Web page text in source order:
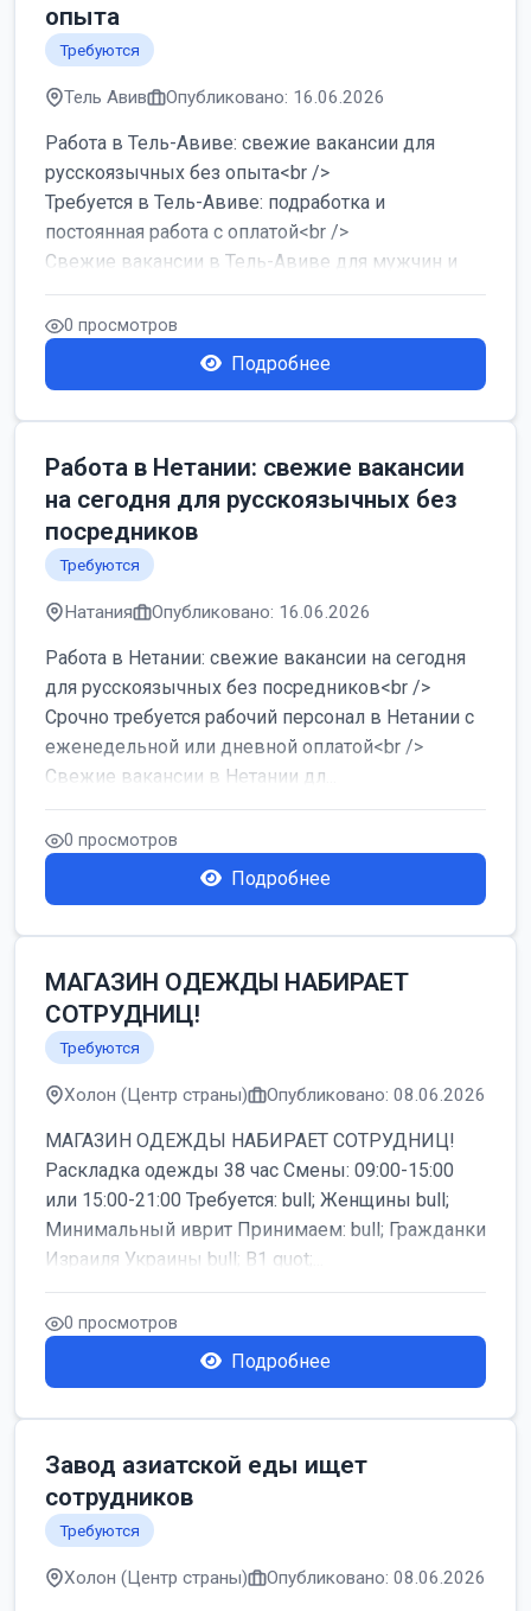
опыта
Требуются
Тель Авив Опубликовано: 16.06.2026
Работа в Тель-Авиве: свежие вакансии для
русскоязычных без опыта<br />
Требуется в Тель-Авиве: подработка и
постоянная работа с оплатой<br />
Свежие вакансии в Тель-Авиве для мужчин и
женщин от хозя...
0 просмотров
Подробнее
Работа в Нетании: свежие вакансии
на сегодня для русскоязычных без
посредников
Требуются
Натания Опубликовано: 16.06.2026
Работа в Нетании: свежие вакансии на сегодня
для русскоязычных без посредников<br />
Срочно требуется рабочий персонал в Нетании с
еженедельной или дневной оплатой<br />
Свежие вакансии в Нетании дл...
0 просмотров
Подробнее
МАГАЗИН ОДЕЖДЫ НАБИРАЕТ
СОТРУДНИЦ!
Требуются
Холон (Центр страны) Опубликовано: 08.06.2026
МАГАЗИН ОДЕЖДЫ НАБИРАЕТ СОТРУДНИЦ!
Раскладка одежды 38 час Смены: 09:00-15:00
или 15:00-21:00 Требуется: bull; Женщины bull;
Минимальный иврит Принимаем: bull; Гражданки
Израиля Украины bull; B1 quot;...
0 просмотров
Подробнее
Завод азиатской еды ищет
сотрудников
Требуются
Холон (Центр страны) Опубликовано: 08.06.2026